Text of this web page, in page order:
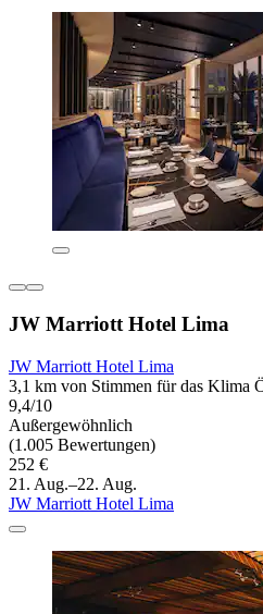
JW Marriott Hotel Lima
JW Marriott Hotel Lima
3,1 km von Stimmen für das Klima
9,4/10
Außergewöhnlich
(1.005 Bewertungen)
252 €
21. Aug.–22. Aug.
JW Marriott Hotel Lima